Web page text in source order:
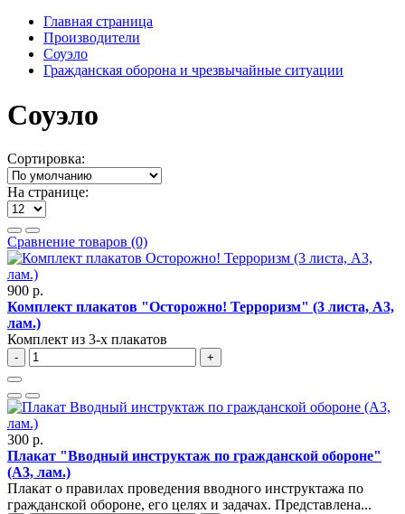
Главная страница
Производители
Соуэло
Гражданская оборона и чрезвычайные ситуации
Соуэло
Сортировка:
На странице:
Сравнение товаров (0)
900 р.
Комплект плакатов "Осторожно! Терроризм" (3 листа, A3,
лам.)
Комплект из 3-х плакатов
- +
300 р.
Плакат "Вводный инструктаж по гражданской обороне"
(A3, лам.)
Плакат о правилах проведения вводного инструктажа по
гражданской обороне, его целях и задачах. Представлена...